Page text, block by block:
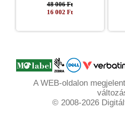
48 006 Ft
16 002 Ft
A WEB-oldalon
© 2008-2026